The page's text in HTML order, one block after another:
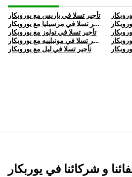
تأجير تسلا في باريس مع يوروبكار
تأجير تسلا في مرسيليا مع يوروبكار
تأجير تسلا في تولوز مع يوروبكار
تأجير تسلا في مونبلييه مع يوروبكار
تأجير تسلا في ليل مع يوروبكار
و شركائنا في يوربكار